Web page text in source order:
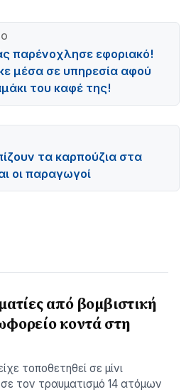
παρένοχλησε εφοριακό!
μέσα σε υπηρεσία αφού
του καφέ της!
τα καρπούζια στα
οι παραγωγοί
από βομβιστική
κοντά στη
τοποθετηθεί σε μίνι
τον τραυματισμό 14 ατόμων